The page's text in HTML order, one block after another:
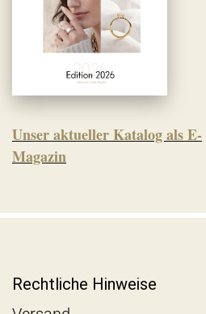
Unser aktueller Katalog als E-
Magazin
Rechtliche Hinweise